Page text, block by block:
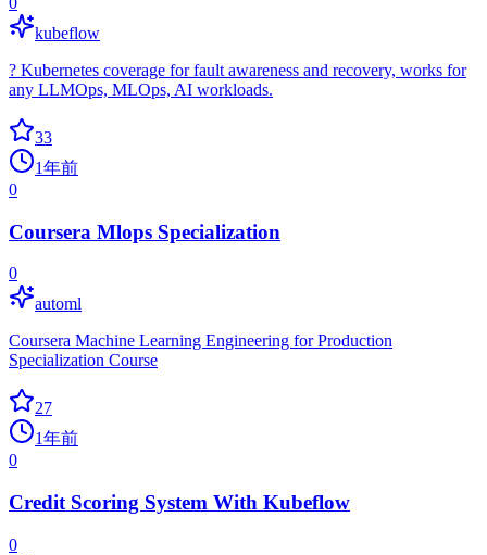
kubeflow
? Kubernetes coverage for fault awareness and recovery, works for
any LLMOps, MLOps, AI workloads.
33
1年前
0
Coursera Mlops Specialization
0
automl
Coursera Machine Learning Engineering for Production
Specialization Course
27
1年前
0
Credit Scoring System With Kubeflow
0